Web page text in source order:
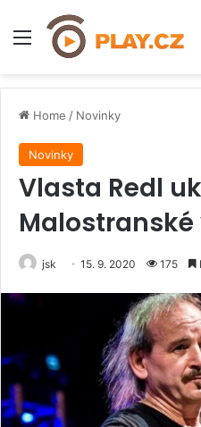
Menu
Home / Novinky
Novinky
Vlasta Redl
jsk 15. 9. 2020 175